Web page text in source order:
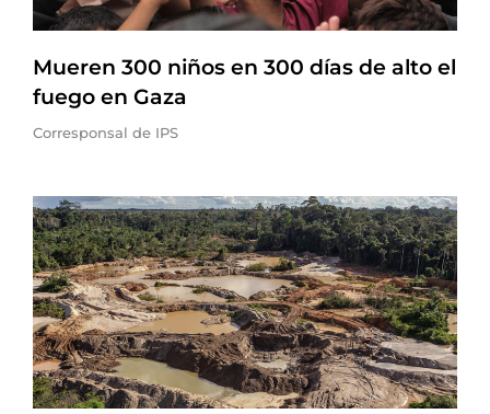
Mueren 300 niños en 300 días de alto el
fuego en Gaza
Corresponsal de IPS